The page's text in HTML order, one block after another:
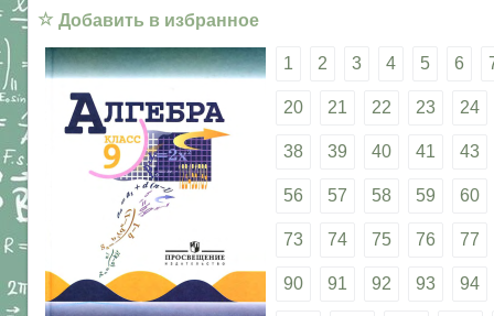
☆ Добавить в избранное
1 2 3 4 5 6
20 21 22 23 24
38 39 40 41 43
56 57 58 59 60
73 74 75 76 77
90 91 92 93 94